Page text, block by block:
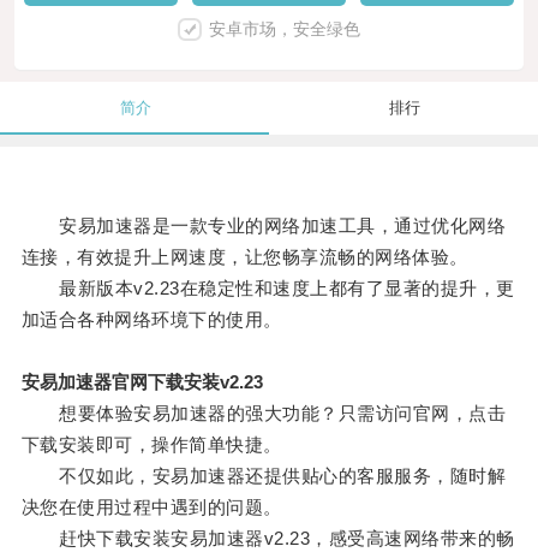
安卓市场，安全绿色
简介 排行
安易加速器是一款专业的网络加速工具，通过优化网络
连接，有效提升上网速度，让您畅享流畅的网络体验。
最新版本v2.23在稳定性和速度上都有了显著的提升，更
加适合各种网络环境下的使用。
安易加速器官网下载安装v2.23
想要体验安易加速器的强大功能？只需访问官网，点击
下载安装即可，操作简单快捷。
不仅如此，安易加速器还提供贴心的客服服务，随时解
决您在使用过程中遇到的问题。
赶快下载安装安易加速器v2.23，感受高速网络带来的畅